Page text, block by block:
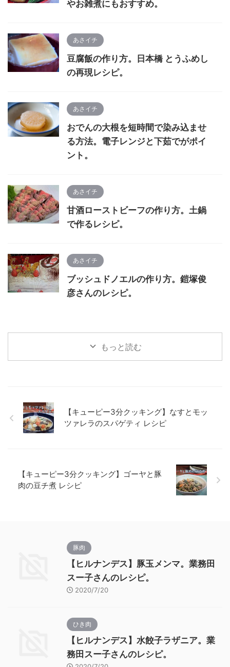
やお雑煮にもおすすめ。
あさイチ
豆腐飯の作り方。日本橋 とうふめし
の再現レシピ。
あさイチ
おでんの大根を短時間で染み込ませ
る方法。電子レンジと下茹でがポイ
ント。
あさイチ
甘酒ローストビーフの作り方。土鍋
で作るレシピ。
あさイチ
ブッシュドノエルの作り方。鎧塚俊
彦さんのレシピ。
もっと読む
【キューピー3分クッキング】なすとモッ
ツァレラのスパゲティ レシピ
【キューピー3分クッキング】ゴーヤと豚
肉の豆チ煮 レシピ
豚肉
【ヒルナンデス】豚玉メンマ。業務田
スー子さんのレシピ。
2020/7/20
ひき肉
【ヒルナンデス】水餃子ラザニア。業
務田スー子さんのレシピ。